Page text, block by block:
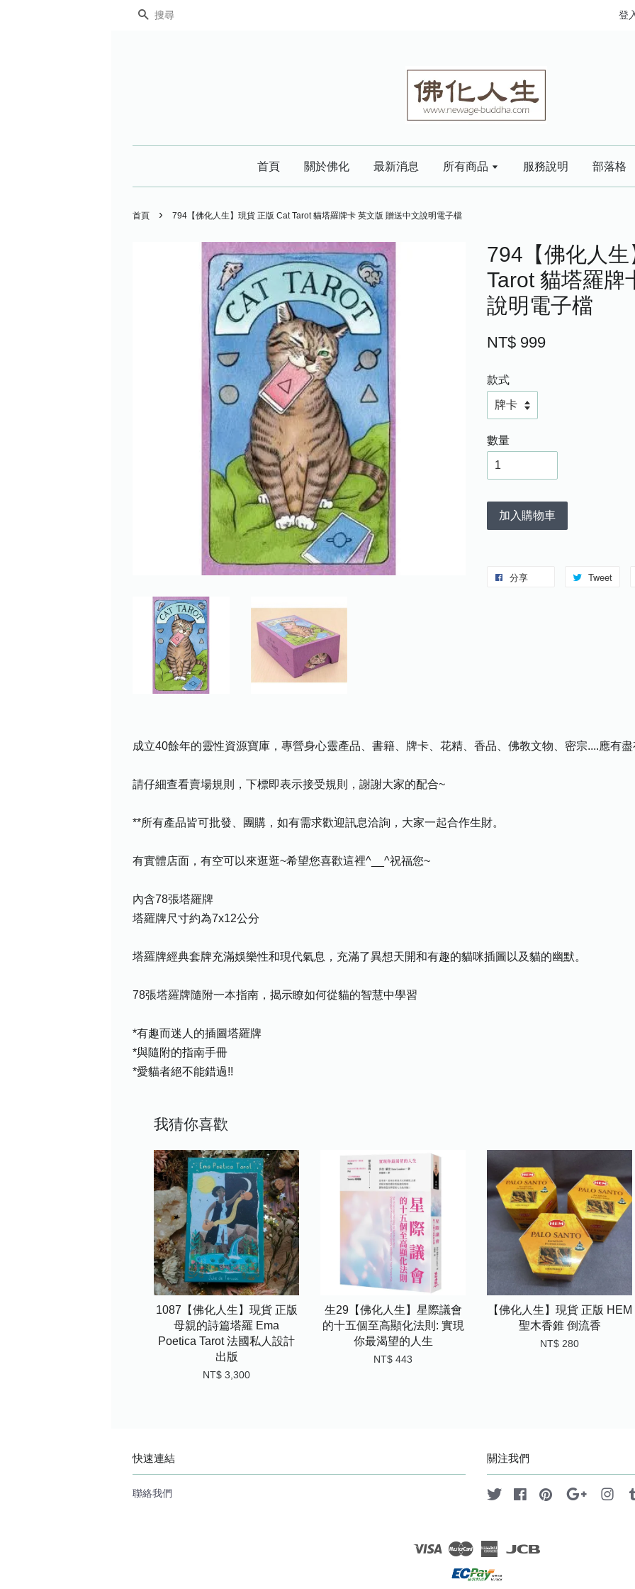
搜尋 登
首頁 關於佛化 最新消息 所有商品 服務說明 部落格
首頁 › 794【佛化人生】現貨 正版 Cat Tarot 貓塔羅牌卡 英文版 贈送中文說明電子檔
794【佛化人
Tarot 貓塔羅牌
說明電子檔
NT$ 999
款式
數量
加入購物車
分享 Tweet
成立40餘年的靈性資源寶庫，專營身心靈產品、書籍、牌卡、花精、香品、佛教文物、密宗....應有盡
請仔細查看賣場規則，下標即表示接受規則，謝謝大家的配合~
**所有產品皆可批發、團購，如有需求歡迎訊息洽詢，大家一起合作生財。
有實體店面，有空可以來逛逛~希望您喜歡這裡^__^祝福您~
內含78張塔羅牌
塔羅牌尺寸約為7x12公分
塔羅牌經典套牌充滿娛樂性和現代氣息，充滿了異想天開和有趣的貓咪插圖以及貓的幽默。
78張塔羅牌隨附一本指南，揭示瞭如何從貓的智慧中學習
*有趣而迷人的插圖塔羅牌
*與隨附的指南手冊
*愛貓者絕不能錯過!!
我猜你喜歡
1087【佛化人生】現貨 正版
母親的詩篇塔羅 Ema
Poetica Tarot 法國私人設計
出版
NT$ 3,300
生29【佛化人生】星際議會
的十五個至高顯化法則: 實現
你最渴望的人生
NT$ 443
【佛化人生】現貨 正版 HEM
聖木香錐 倒流香
NT$ 280
快速連結
聯絡我們
關注我們
Twitter FacebookPinterest Google
Visa Master American